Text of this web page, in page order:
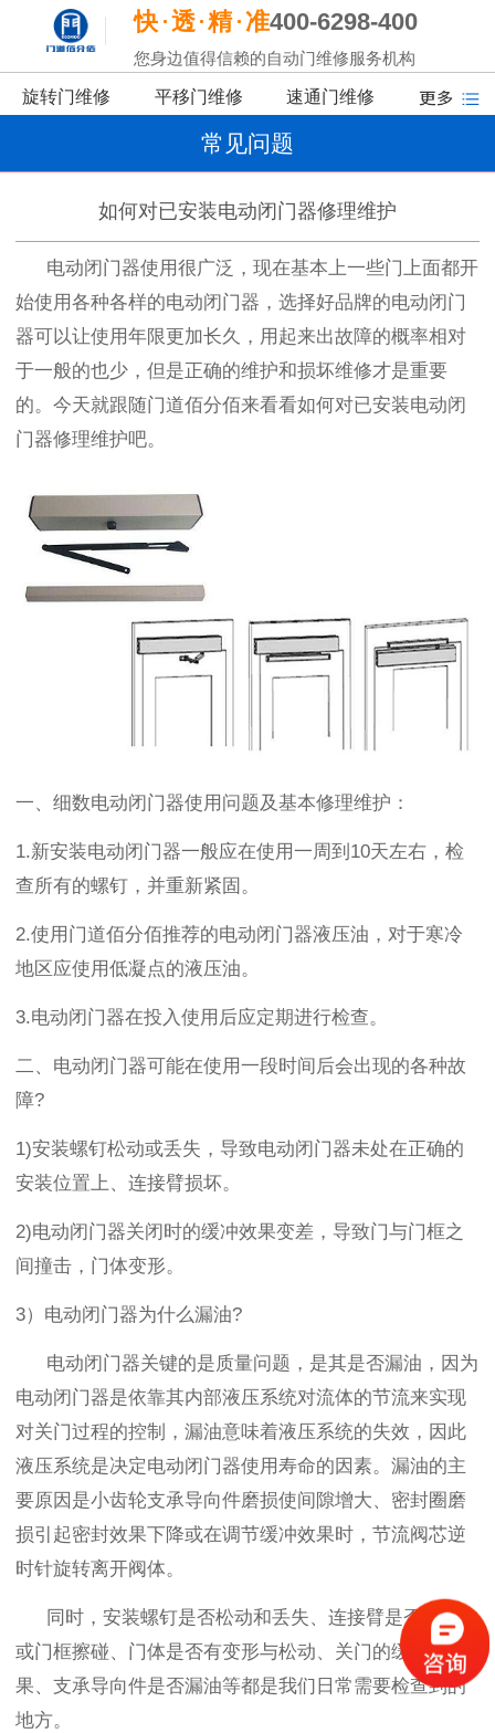
快 透 精 准400-6298-400
您身边值得信赖的自动门维修服务机构
旋转门维修 平移门维修 速通门维修
常见问题
如何对已安装电动闭门器修理维护
电动闭门器使用很广泛，现在基本上一些门上面都开
始使用各种各样的电动闭门器，选择好品牌的电动闭门
器可以让使用年限更加长久，用起来出故障的概率相对
于一般的也少，但是正确的维护和损坏维修才是重要
的。今天就跟随门道佰分佰来看看如何对已安装电动闭
门器修理维护吧。
一、细数电动闭门器使用问题及基本修理维护：
1.新安装电动闭门器一般应在使用一周到 10天左右，检
查所有的螺钉，并重新紧固。
2.使用 门道佰分佰推荐的电动闭门器液压油，对于寒冷
地区应使用低凝点的液压油。
3.电动闭门器在投入使用后应定期进行检查。
二、电动闭门器可能在使用一段时间后会出现的各种故
障?
1)安装螺钉松动或丢失，导致电动闭门器未处在正确的
安装位置上、连接臂损坏。
2)电动闭门器关闭时的缓冲效果变差，导致门与门框之
间撞击，门体变形。
3） 电动闭门器为什么漏油?
电动闭门器关键的是质量问题，是其是否漏油，因为
电动闭门器是依靠其内部液压系统对流体的节流来实现
对关门过程的控制，漏油意味着液压系统的失效，因此
液压系统是决定电动闭门器使用寿命的因素。漏油的主
要原因是小齿轮支承导向件磨损使间隙增大、密封圈磨
损引起密封效果下降或在调节缓冲效果时，节流阀芯逆
时针旋转离开阀体。
同时，安装螺钉是否松动和丢失、连接臂是否与门体
或门框擦碰、门体是否有变形与松动、关门的缓冲效
果、支承导向件是否漏油等都是我们日常需要检查到的
地方。